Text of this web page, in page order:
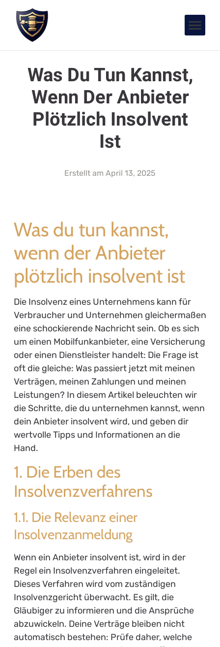
Was Du Tun Kannst,
Wenn Der Anbieter
Plötzlich Insolvent
Ist
Erstellt am April 13, 2025
Was du tun kannst,
wenn der Anbieter
plötzlich insolvent ist
Die Insolvenz eines Unternehmens kann für
Verbraucher und Unternehmen gleichermaßen
eine schockierende Nachricht sein. Ob es sich
um einen Mobilfunkanbieter, eine Versicherung
oder einen Dienstleister handelt: Die Frage ist
oft die gleiche: Was passiert jetzt mit meinen
Verträgen, meinen Zahlungen und meinen
Leistungen? In diesem Artikel beleuchten wir
die Schritte, die du unternehmen kannst, wenn
dein Anbieter insolvent wird, und geben dir
wertvolle Tipps und Informationen an die
Hand.
1. Die Erben des
Insolvenzverfahrens
1.1. Die Relevanz einer
Insolvenzanmeldung
Wenn ein Anbieter insolvent ist, wird in der
Regel ein Insolvenzverfahren eingeleitet.
Dieses Verfahren wird vom zuständigen
Insolvenzgericht überwacht. Es gilt, die
Gläubiger zu informieren und die Ansprüche
abzuwickeln. Deine Verträge bleiben nicht
automatisch bestehen: Prüfe daher, welche